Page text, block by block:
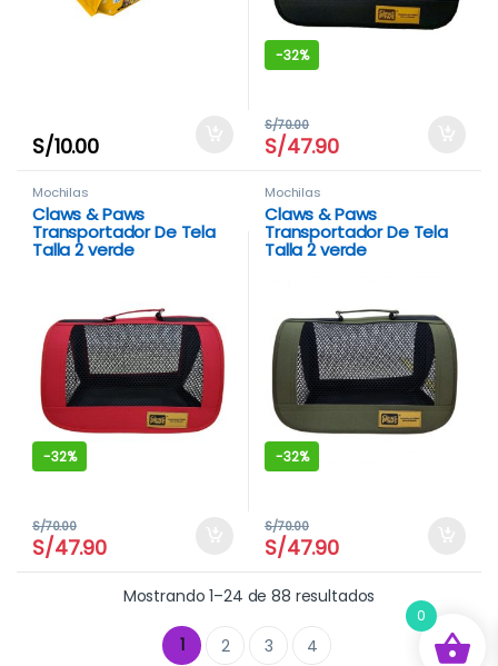
S/10.00
-32%
S/47.90
S/70.00
Mochilas
Claws & Paws
Transportador De Tela
Talla 2 verde
-32%
S/47.90
S/70.00
Mochilas
Claws & Paws
Transportador De Tela
Talla 2 verde
-32%
S/47.90
S/70.00
Mostrando 1–24 de 88 resultados
1 2 3 4
0